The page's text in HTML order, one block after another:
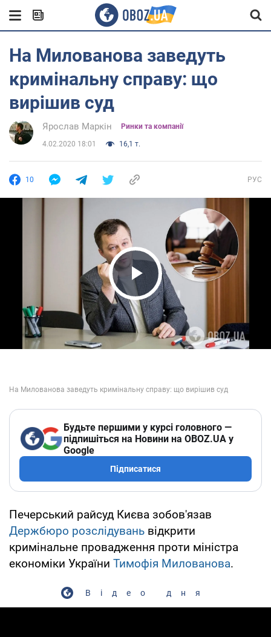
На Милованова заведуть
кримінальну справу: що
вирішив суд
Ярослав Маркін Ринки та компанії
4.02.2020 18:01 16,1 т.
10 РУС
Play Video
Будьте першими у курсі головного —
підпишіться на Новини на OBOZ.UA у
Google
Підписатися
Печерський райсуд Києва зобов'язав
Держбюро розслідувань відкрити
кримінальне провадження проти міністра
економіки України Тимофія Милованова.
Відео дня